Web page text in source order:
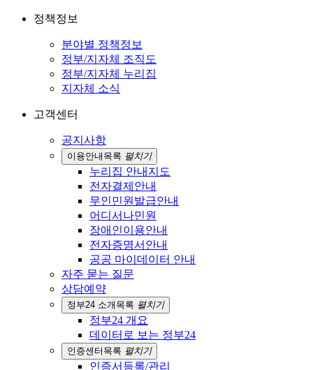
정책정보
분야별 정책정보
정부/지자체 조직도
정부/지자체 누리집
지자체 소식
고객센터
공지사항
이용안내 목록 펼치기
누리집 안내지도
전자결제안내
무인민원발급안내
어디서나민원
장애인이용안내
전자증명서안내
공공 마이데이터 안내
자주 묻는 질문
상담예약
정부24 소개 목록 펼치기
정부24 개요
데이터로 보는 정부24
인증센터 목록 펼치기
인증서등록/관리